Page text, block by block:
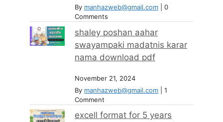
By manhazweb@gmail.com
0
Comments
shaley poshan aahar
swayampaki madatnis karar
nama download pdf
November 21, 2024
By manhazweb@gmail.com
1
Comment
excell format for 5 years